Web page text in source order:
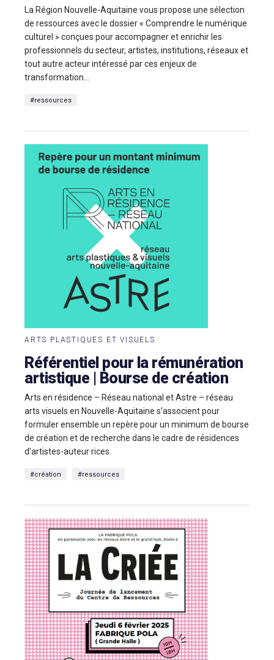
La Région Nouvelle-Aquitaine vous propose une sélection
de ressources avec le dossier « Comprendre le numérique
culturel » conçues pour accompagner et enrichir les
professionnels du secteur, artistes, institutions, réseaux et
tout autre acteur intéressé par ces enjeux de
transformation...
#ressources
ARTS PLASTIQUES ET VISUELS
Référentiel pour la rémunération
artistique | Bourse de création
Arts en résidence – Réseau national et Astre – réseau
arts visuels en Nouvelle-Aquitaine s’associent pour
formuler ensemble un repère pour un minimum de bourse
de création et de recherche dans le cadre de résidences
d’artistes-auteur·rices.
#création #ressources